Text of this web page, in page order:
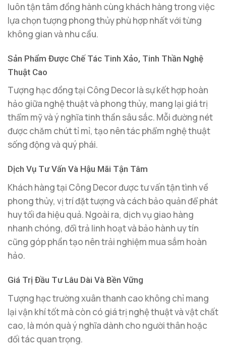
luôn tận tâm đồng hành cùng khách hàng trong việc
lựa chọn tượng phong thủy phù hợp nhất với từng
không gian và nhu cầu.
Sản Phẩm Được Chế Tác Tinh Xảo, Tinh Thần Nghệ
Thuật Cao
Tượng hạc đồng tại Công Decor là sự kết hợp hoàn
hảo giữa nghệ thuật và phong thủy, mang lại giá trị
thẩm mỹ và ý nghĩa tinh thần sâu sắc. Mỗi đường nét
được chăm chút tỉ mỉ, tạo nên tác phẩm nghệ thuật
sống động và quý phái.
Dịch Vụ Tư Vấn Và Hậu Mãi Tận Tâm
Khách hàng tại Công Decor được tư vấn tận tình về
phong thủy, vị trí đặt tượng và cách bảo quản để phát
huy tối đa hiệu quả. Ngoài ra, dịch vụ giao hàng
nhanh chóng, đổi trả linh hoạt và bảo hành uy tín
cũng góp phần tạo nên trải nghiệm mua sắm hoàn
hảo.
Giá Trị Đầu Tư Lâu Dài Và Bền Vững
Tượng hạc trường xuân thanh cao không chỉ mang
lại vận khí tốt mà còn có giá trị nghệ thuật và vật chất
cao, là món quà ý nghĩa dành cho người thân hoặc
đối tác quan trọng.